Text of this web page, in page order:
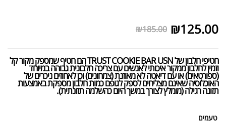
₪185.00 ₪125.00
חטיפי חלבון של TRUST COOKIE BAR USN הם חטיף שמספק מקור קל
וזמין לחלבון ממקור איכותי לאנשים עם צריכה חלבונית גבוהה במיוחד
(ספורטאים) או עם דיאטה לא מאוזנת (צמחונים) וכן לאחוזים ניכרים של
האוכלוסיה שאינם מצליחים לספק לגופם כמות חלבון מספקת באמצעות
תזונה רגילה (מומלץ לצורך במשך היום כהשלמה תזונתית).
טעמים